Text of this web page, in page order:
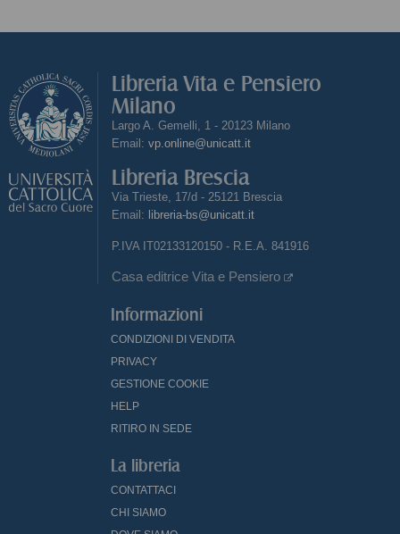
Libreria Vita e Pensiero
Milano
Largo A. Gemelli, 1 - 20123 Milano
Email: vp.online@unicatt.it
Libreria Brescia
Via Trieste, 17/d - 25121 Brescia
Email: libreria-bs@unicatt.it
P.IVA IT02133120150 - R.E.A. 841916
Casa editrice Vita e Pensiero
Informazioni
CONDIZIONI DI VENDITA
PRIVACY
GESTIONE COOKIE
HELP
RITIRO IN SEDE
La libreria
CONTATTACI
CHI SIAMO